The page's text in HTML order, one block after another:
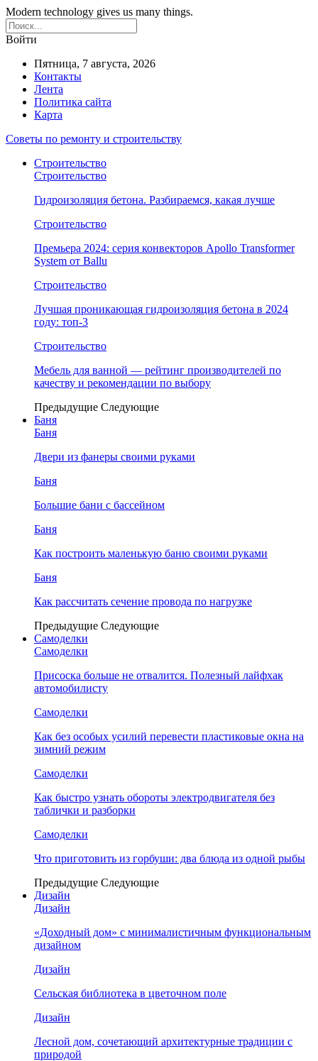
Modern technology gives us many things.
Войти
Пятница, 7 августа, 2026
Контакты
Лента
Политика сайта
Карта
Советы по ремонту и строительству
Строительство
Строительство
Гидроизоляция бетона. Разбираемся, какая лучше
Строительство
Премьера 2024: серия конвекторов Apollo Transformer
System от Ballu
Строительство
Лучшая проникающая гидроизоляция бетона в 2024
году: топ-3
Строительство
Мебель для ванной — рейтинг производителей по
качеству и рекомендации по выбору
Предыдущие Следующие
Баня
Баня
Двери из фанеры своими руками
Баня
Большие бани с бассейном
Баня
Как построить маленькую баню своими руками
Баня
Как рассчитать сечение провода по нагрузке
Предыдущие Следующие
Самоделки
Самоделки
Присоска больше не отвалится. Полезный лайфхак
автомобилисту
Самоделки
Как без особых усилий перевести пластиковые окна на
зимний режим
Самоделки
Как быстро узнать обороты электродвигателя без
таблички и разборки
Самоделки
Что приготовить из горбуши: два блюда из одной рыбы
Предыдущие Следующие
Дизайн
Дизайн
«Доходный дом» с минималистичным функциональным
дизайном
Дизайн
Сельская библиотека в цветочном поле
Дизайн
Лесной дом, сочетающий архитектурные традиции с
природой